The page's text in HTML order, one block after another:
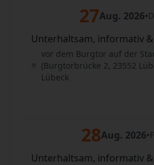
27Aug. 2026•
Unterhaltsam, informativ
vor dem Burgtor auf der
(Burgtorbrücke 2, 23552
Lübeck
28Aug. 2026•
Unterhaltsam, informativ